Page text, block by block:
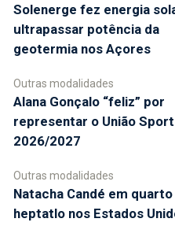
Solenerge fez energia
ultrapassar potência da
geotermia nos Açores
Outras modalidades
Alana Gonçalo “feliz” por
representar o União
2026/2027
Outras modalidades
Natacha Candé em quarto
heptatlo nos Estados